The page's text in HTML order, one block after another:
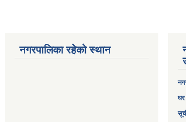
नगरपालिका रहेको स्थान
घर